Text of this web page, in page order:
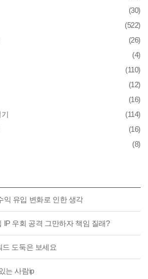
(30)
(522)
(26)
(4)
(110)
(12)
(16)
(114)
(16)
(8)
익 유입 변화로 인한 생각
IP 우회 공격 그만하자 책임 질래?
드 도둑은 보세요
는 사람ip